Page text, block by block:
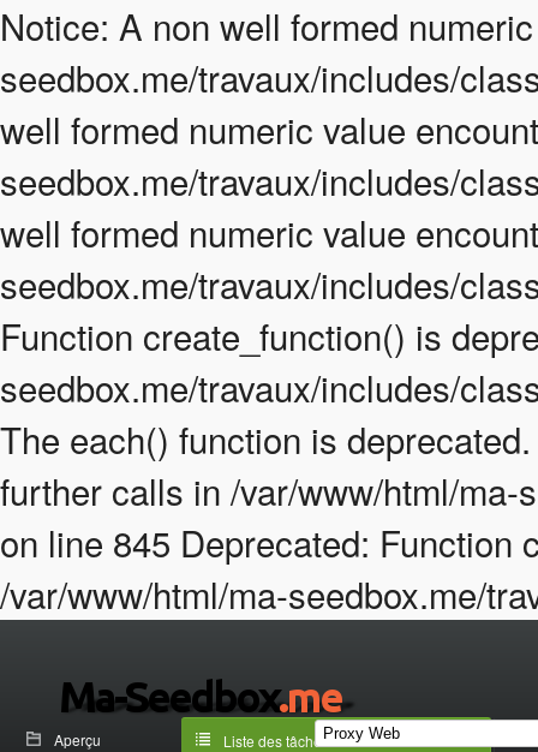
Notice: A non well formed
seedbox.me/travaux/includes/
well formed numeric value
seedbox.me/travaux/includes/
well formed numeric value
seedbox.me/travaux/includes/
Function create_function() is
seedbox.me/travaux/includes/
The each() function is
further calls in /var/www/html/ma-
on line 845 Deprecated: Function
/var/www/html/ma-seedbox.me/
Aperçu Liste des tâches